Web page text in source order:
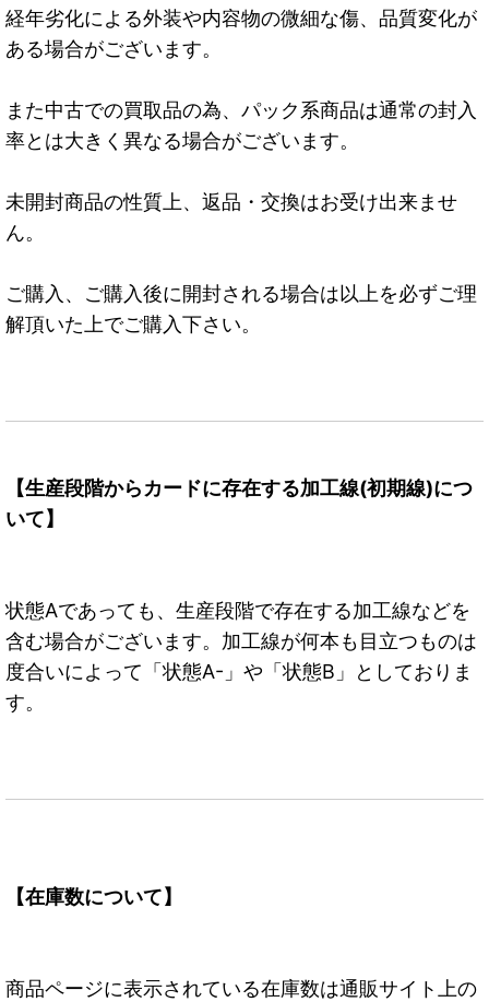
経年劣化による外装や内容物の微細な傷、品質変化が
ある場合がございます。
また中古での買取品の為、パック系商品は通常の封入
率とは大きく異なる場合がございます。
未開封商品の性質上、返品・交換はお受け出来ませ
ん。
ご購入、ご購入後に開封される場合は以上を必ずご理
解頂いた上でご購入下さい。
【生産段階からカードに存在する加工線(初期線)につ
いて】
状態Aであっても、生産段階で存在する加工線などを
含む場合がございます。加工線が何本も目立つものは
度合いによって「状態A-」や「状態B」としておりま
す。
【在庫数について】
商品ページに表示されている在庫数は通販サイト上の